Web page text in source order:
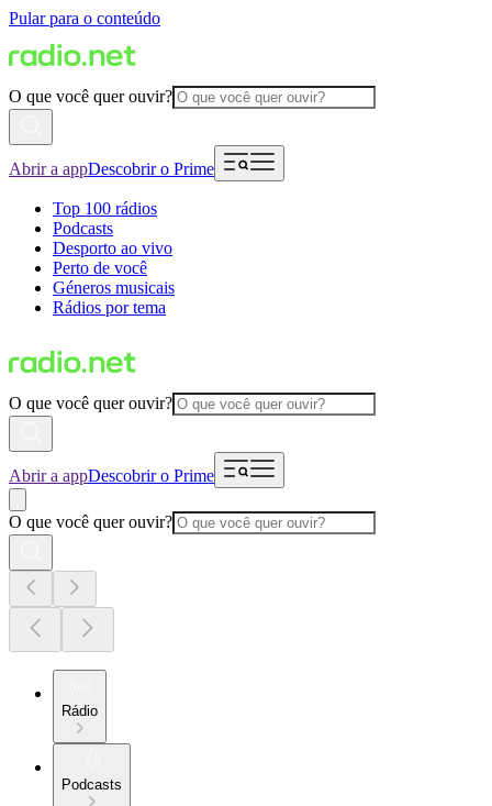
Pular para o conteúdo
O que você quer ouvir?
Abrir a appDescobrir o Prime
Top 100 rádios
Podcasts
Desporto ao vivo
Perto de você
Géneros musicais
Rádios por tema
O que você quer ouvir?
Abrir a appDescobrir o Prime
O que você quer ouvir?
Rádio
Podcasts